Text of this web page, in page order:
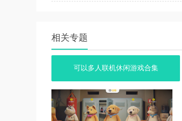
相关专题
可以多人联机休闲游戏合集